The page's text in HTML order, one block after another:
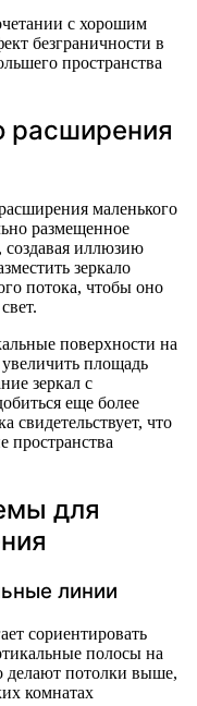
с хорошим
безграничности в
пространства
расширения
маленького
размещенное
создавая иллюзию
зеркало
потока, чтобы оно
поверхности на
площадь
зеркал с
еще более
свидетельствует, что
для
линии
сориентировать
полосы на
делают потолки выше,
комнатах